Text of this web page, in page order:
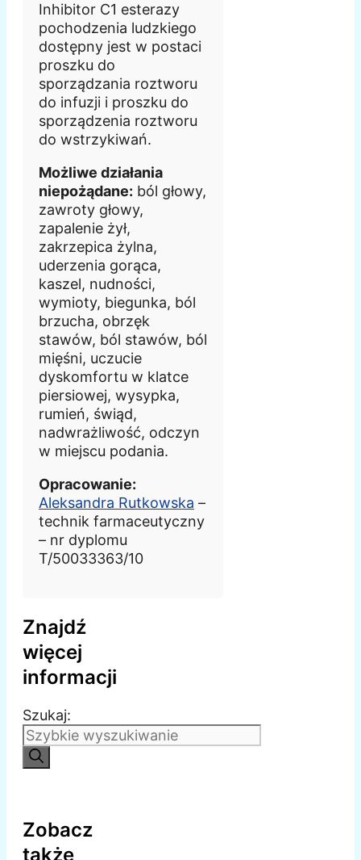
Inhibitor C1 esterazy
pochodzenia ludzkiego
dostępny jest w postaci
proszku do
sporządzania roztworu
do infuzji i proszku do
sporządzenia roztworu
do wstrzykiwań.
Możliwe działania
niepożądane: ból głowy,
zawroty głowy,
zapalenie żył,
zakrzepica żylna,
uderzenia gorąca,
kaszel, nudności,
wymioty, biegunka, ból
brzucha, obrzęk
stawów, ból stawów, ból
mięśni, uczucie
dyskomfortu w klatce
piersiowej, wysypka,
rumień, świąd,
nadwrażliwość, odczyn
w miejscu podania.
Opracowanie:
Aleksandra Rutkowska –
technik farmaceutyczny
– nr dyplomu
T/50033363/10
Znajdź
więcej
informacji
Szukaj:
Zobacz
także